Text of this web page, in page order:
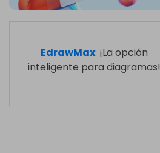
EdrawMax: ¡La opción
inteligente para diagramas!